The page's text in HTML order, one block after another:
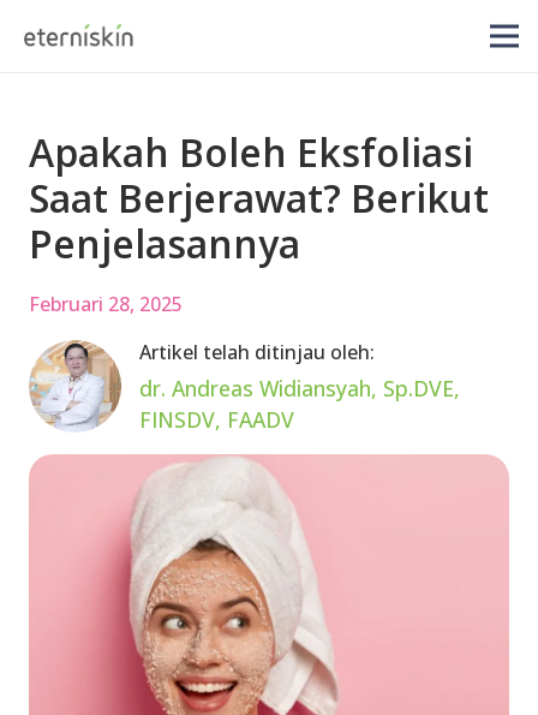
Apakah Boleh Eksfoliasi
Saat Berjerawat? Berikut
Penjelasannya
Februari 28, 2025
Artikel telah ditinjau oleh:
dr. Andreas Widiansyah, Sp.DVE,
FINSDV, FAADV